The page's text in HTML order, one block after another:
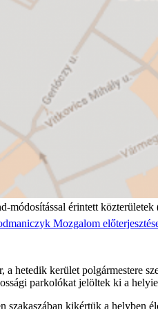
módosítással érintett
Mozgalom
a hetedik kerület polgármestere
parkolókat jelöltek ki a
szakaszában kikértük a helyben